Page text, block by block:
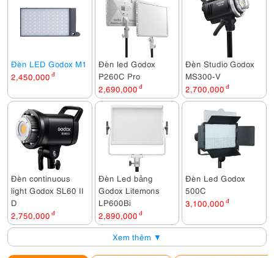
Đèn LED Godox M1
2,450,000 đ
Đèn led Godox
P260C Pro
2,690,000 đ
Đèn Studio Godox
MS300-V
2,700,000 đ
Đèn continuous
light Godox SL60 II
D
2,750,000 đ
Đèn Led bảng
Godox Litemons
LP600Bi
2,890,000 đ
Đèn Led Godox
500C
3,100,000 đ
Xem thêm ▼